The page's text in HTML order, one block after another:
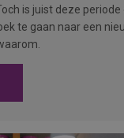
is juist deze periode
te gaan naar een